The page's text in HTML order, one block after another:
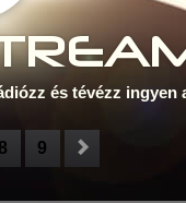
és tévézz ingyen
9